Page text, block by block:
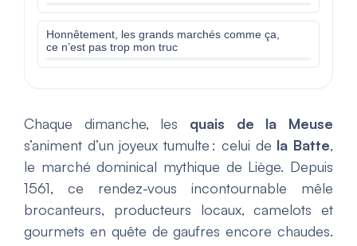
Honnêtement, les grands marchés comme ça,
ce n’est pas trop mon truc
Chaque dimanche, les quais de la Meuse
s’animent d’un joyeux tumulte : celui de la Batte,
le marché dominical mythique de Liège. Depuis
1561, ce rendez-vous incontournable mêle
brocanteurs, producteurs locaux, camelots et
gourmets en quête de gaufres encore chaudes.